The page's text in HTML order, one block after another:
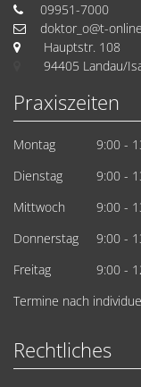
09951-7000
doktor_o@t-
Hauptstr. 108
94405 Landau/
Praxiszeiten
Montag
Dienstag
Mittwoch
Donnerstag
Freitag
9:00 -
9:00 -
9:00 -
9:00 -
9:00 -
Termine nach
Rechtliches